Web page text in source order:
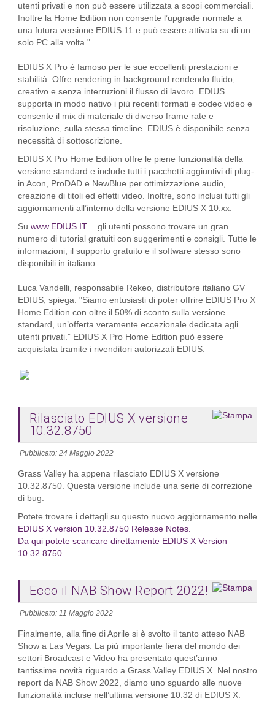
utenti privati e non può essere utilizzata a scopi commerciali.
Inoltre la Home Edition non consente l’upgrade normale a
una futura versione EDIUS 11 e può essere attivata su di un
solo PC alla volta."
EDIUS X Pro è famoso per le sue eccellenti prestazioni e
stabilità. Offre rendering in background rendendo fluido,
creativo e senza interruzioni il flusso di lavoro. EDIUS
supporta in modo nativo i più recenti formati e codec video e
consente il mix di materiale di diverso frame rate e
risoluzione, sulla stessa timeline. EDIUS è disponibile senza
necessità di sottoscrizione.
EDIUS X Pro Home Edition offre le piene funzionalità della
versione standard e include tutti i pacchetti aggiuntivi di plug-
in Acon, ProDAD e NewBlue per ottimizzazione audio,
creazione di titoli ed effetti video. Inoltre, sono inclusi tutti gli
aggiornamenti all’interno della versione EDIUS X 10.xx.
Su www.EDIUS.IT
gli utenti possono trovare un gran
numero di tutorial gratuiti con suggerimenti e consigli. Tutte le
informazioni, il supporto gratuito e il software stesso sono
disponibili in italiano.
Luca Vandelli, responsabile Rekeo, distributore italiano GV
EDIUS, spiega: "Siamo entusiasti di poter offrire EDIUS Pro X
Home Edition con oltre il 50% di sconto sulla versione
standard, un’offerta veramente eccezionale dedicata agli
utenti privati.” EDIUS X Pro Home Edition può essere
acquistata tramite i rivenditori autorizzati EDIUS.
Rilasciato EDIUS X versione
10.32.8750
Pubblicato: 24 Maggio 2022
Grass Valley ha appena rilasciato EDIUS X versione
10.32.8750. Questa versione include una serie di correzione
di bug.
Potete trovare i dettagli su questo nuovo aggiornamento nelle
EDIUS X version 10.32.8750 Release Notes.
Da qui potete scaricare direttamente EDIUS X Version
10.32.8750.
Ecco il NAB Show Report 2022!
Pubblicato: 11 Maggio 2022
Finalmente, alla fine di Aprile si è svolto il tanto atteso NAB
Show a Las Vegas. La più importante fiera del mondo dei
settori Broadcast e Video ha presentato quest’anno
tantissime novità riguardo a Grass Valley EDIUS X. Nel nostro
report da NAB Show 2022, diamo uno sguardo alle nuove
funzionalità incluse nell’ultima versione 10.32 di EDIUS X: